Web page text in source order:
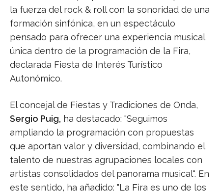
la fuerza del rock & roll con la sonoridad de una
formación sinfónica, en un espectáculo
pensado para ofrecer una experiencia musical
única dentro de la programación de la Fira,
declarada Fiesta de Interés Turístico
Autonómico.
El concejal de Fiestas y Tradiciones de Onda,
Sergio Puig, ha destacado: "Seguimos
ampliando la programación con propuestas
que aportan valor y diversidad, combinando el
talento de nuestras agrupaciones locales con
artistas consolidados del panorama musical". En
este sentido, ha añadido: "La Fira es uno de los